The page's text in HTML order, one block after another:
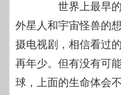
世界上最早的
外星人和宇宙怪兽的
摄电视剧，相信看过
再年少。但有没有可
球，上面的生命体会